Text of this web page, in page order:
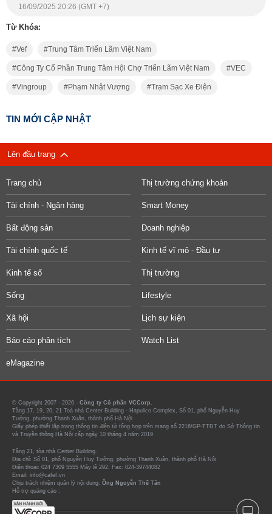
16/09/2025 20:26 (GMT +7)
Từ Khóa:
Vef Trung Tâm Triển Lãm Việt Nam
Công Ty Cổ Phần Trung Tâm Hội Chợ Triển Lãm Việt Nam VEC
Vingroup Phạm Nhật Vượng Trạm Sạc Xe Điện
TIN MỚI CẬP NHẬT
Lên đầu trang
Trang chủ Thị trường chứng khoán
Tài chính - Ngân hàng Smart Money
Bất động sản Doanh nghiệp
Tài chính quốc tế Kinh tế vĩ mô - Đầu tư
Kinh tế số Thị trường
Sống Lifestyle
Xã hội Lịch sự kiện
Báo cáo phân tích Watch List
eMagazine
© Copyright 2007 - 2026 - Công ty Cổ phần VCCorp.
Tầng 17, 19, 20, 21 Toà nhà Center Building - Hapulico Complex, Số 01, phố Nguyễn Huy
Tưởng, phường Thanh Xuân, thành phố Hà Nội
Giấy phép thiết lập trang thông tin điện tử tổng hợp trên mạng số 2216/GP-TTĐT do Sở Thông tin
và Truyền thông Hà Nội cấp ngày 10 tháng 4 năm 2019.
Tầng 21, tòa nhà Center Building.
Địa chỉ: Số 01, phố Nguyễn Huy Tưởng, phường Thanh Xuân, thành phố Hà Nội
Điện thoại: 024 7309 5555 Máy lẻ 292. Fax: 024-39744082
Email: info@cafef.vn
Chịu trách nhiệm quản lý nội dung: Ông Nguyễn Thế Tân
Hỗ trợ quảng cáo :